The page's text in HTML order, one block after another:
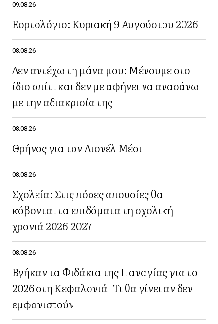
09.08.26
Εορτολόγιο: Κυριακή 9 Αυγούστου 2026
08.08.26
Δεν αντέχω τη μάνα μου: Μένουμε στο
ίδιο σπίτι και δεν με αφήνει να ανασάνω
με την αδιακρισία της
08.08.26
Θρήνος για τον Λιονέλ Μέσι
08.08.26
Σχολεία: Στις πόσες απουσίες θα
κόβονται τα επιδόματα τη σχολική
χρονιά 2026-2027
08.08.26
Βγήκαν τα Φιδάκια της Παναγίας για το
2026 στη Κεφαλονιά- Τι θα γίνει αν δεν
εμφανιστούν